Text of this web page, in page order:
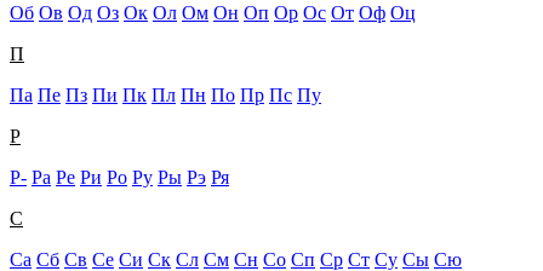
Об Ов Од Оз Ок Ол Ом Он Оп Ор Ос От Оф Оц
П
Па Пе Пз Пи Пк Пл Пн По Пр Пс Пу
Р
Р- Ра Ре Ри Ро Ру Ры Рэ Ря
С
Са Сб Св Се Си Ск Сл См Сн Со Сп Ср Ст Су Сы Сю